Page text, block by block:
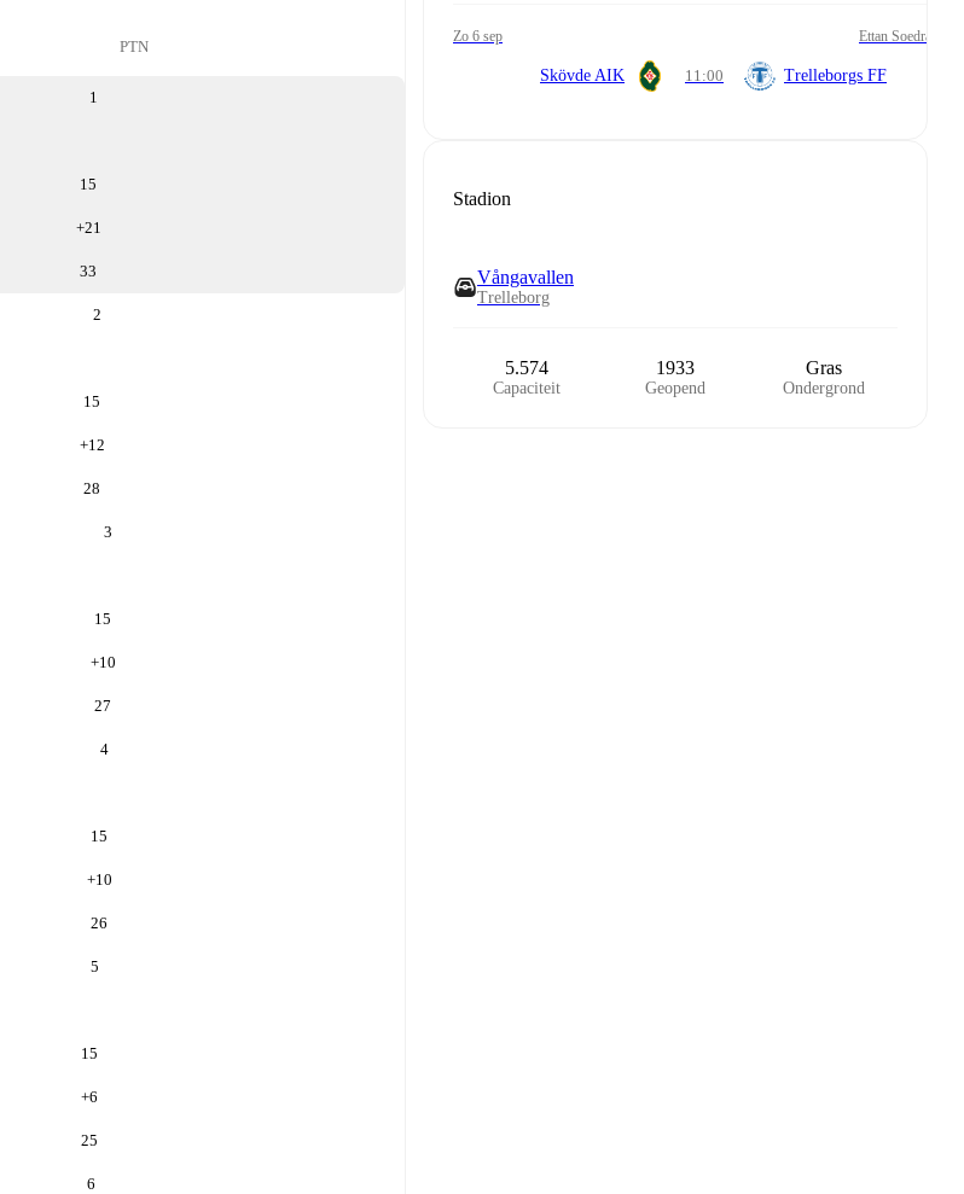
PTN
1
15
+21
33
2
15
+12
28
3
15
+10
27
4
15
+10
26
5
15
+6
25
6
zo 6 sep Ettan Soedra
Skövde AIK 11:00 Trelleborgs FF
Stadion
Vångavallen
Trelleborg
5.574
Capaciteit
1933
Geopend
Gras
Ondergrond